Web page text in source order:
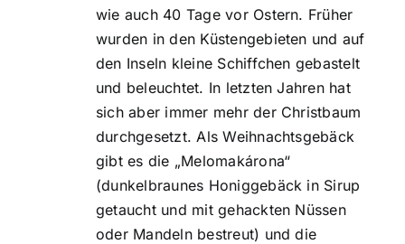
wie auch 40 Tage vor Ostern. Früher
wurden in den Küstengebieten und auf
den Inseln kleine Schiffchen gebastelt
und beleuchtet. In letzten Jahren hat
sich aber immer mehr der Christbaum
durchgesetzt. Als Weihnachtsgebäck
gibt es die „Melomakárona“
(dunkelbraunes Honiggebäck in Sirup
getaucht und mit gehackten Nüssen
oder Mandeln bestreut) und die